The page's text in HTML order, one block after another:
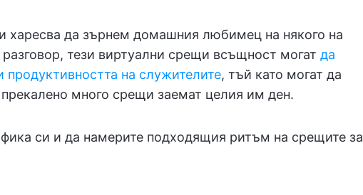
харесва да зърнем домашния любимец на някого на
тези виртуални срещи всъщност могат да
продуктивността на служителите, тъй като могат да
много срещи заемат целия им ден.
си и да намерите подходящия ритъм на срещите за